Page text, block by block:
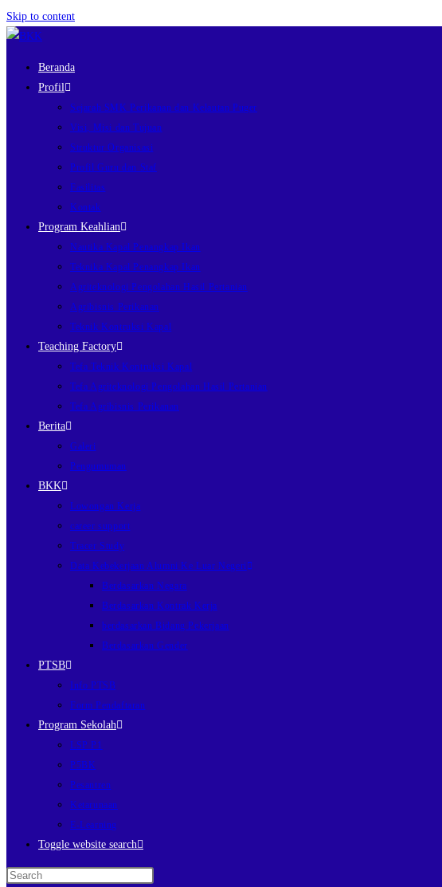
Skip to content
Beranda
Profil
Sejarah SMK Perikanan dan Kelautan Puger
Visi, Misi dan Tujuan
Struktur Organisasi
Profil Guru dan Staf
Fasilitas
Kontak
Program Keahlian
Nautika Kapal Penangkap Ikan
Teknika Kapal Penangkap Ikan
Agriteknologi Pengolahan Hasil Pertanian
Agribisnis Perikanan
Teknik Kontruksi Kapal
Teaching Factory
Tefa Teknik Kontruksi Kapal
Tefa Agriteknologi Pengolahan Hasil Pertanian
Tefa Agribisnis Perikanan
Berita
Galeri
Pengumuman
BKK
Lowongan Kerja
career support
Tracer Study
Data Kebekerjaan Alumni Ke Luar Negeri
Berdasarkan Negara
Berdasarkan Kontrak Kerja
berdasarkan Bidang Pekerjaan
Berdasarkan Gender
PTSB
Info PTSB
Form Pendaftaran
Program Sekolah
LSP P1
P5BK
Pesantren
Ketarunaan
E-Learning
Toggle website search